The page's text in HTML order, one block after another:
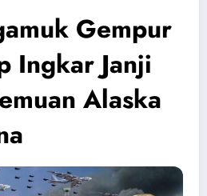
Gempur
Ingkar Janji
Alaska